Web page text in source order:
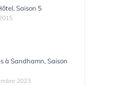
Saison 5
à Sandhamn, Saison
2023